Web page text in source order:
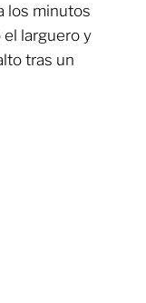
los minutos
el larguero y
tras un